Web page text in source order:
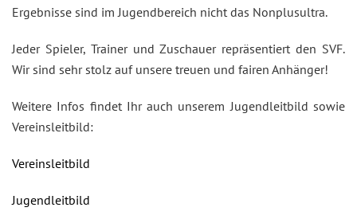
Ergebnisse sind im Jugendbereich nicht das Nonplusultra.
Jeder Spieler, Trainer und Zuschauer repräsentiert den SVF.
Wir sind sehr stolz auf unsere treuen und fairen Anhänger!
Weitere Infos findet Ihr auch unserem Jugendleitbild sowie
Vereinsleitbild:
Vereinsleitbild
Jugendleitbild